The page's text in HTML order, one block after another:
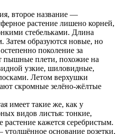
второе название —
растение лишено корней,
стебельками. Длина
Затем образуются новые, но
поколение за
пышные плети, похожие на
узкие, шиловидные,
Летом верхушки
скромные зелёно-жёлтые
имеет такие же, как у
видов листья: тонкие,
кажется серебристым.
утолщённое основание розетки,